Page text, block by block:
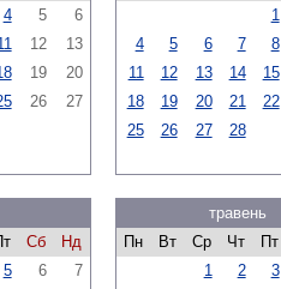
4 5
6
12
13
19
20
26
27
1
4
5 6 7 8
11
12 13 14 15
18
19 20 21 22
25
26 27 28
Сб
Нд
5 6
7
травень
Пн
Вт Ср Чт Пт
1
2 3